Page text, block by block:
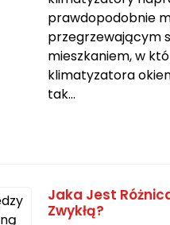
prawdopodobnie
przegrzewającym
mieszkaniem, w
klimatyzatora
tak…
Jaka Jest
Zwykłą?